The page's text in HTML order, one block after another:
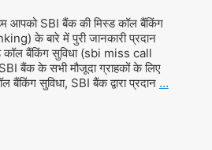
आपको SBI बैंक की मिस्ड कॉल बैंकिंग
के बारे में पुरी जानकारी प्रदान
बैंकिंग सुविधा (sbi miss call
बैंक के सभी मौजूदा ग्राहकों के लिए
सुविधा, SBI बैंक द्वारा प्रदान …